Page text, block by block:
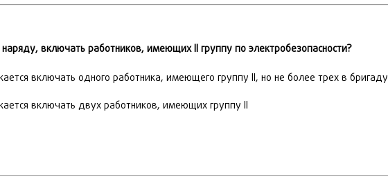
включать работников, имеющих II группу по электробезопасности?
включать одного работника, имеющего группу II, но не более трех в бригаду
включать двух работников, имеющих группу II